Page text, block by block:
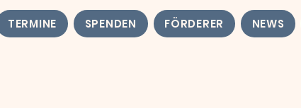
TERMINE SPENDEN FÖRDERER NEWS